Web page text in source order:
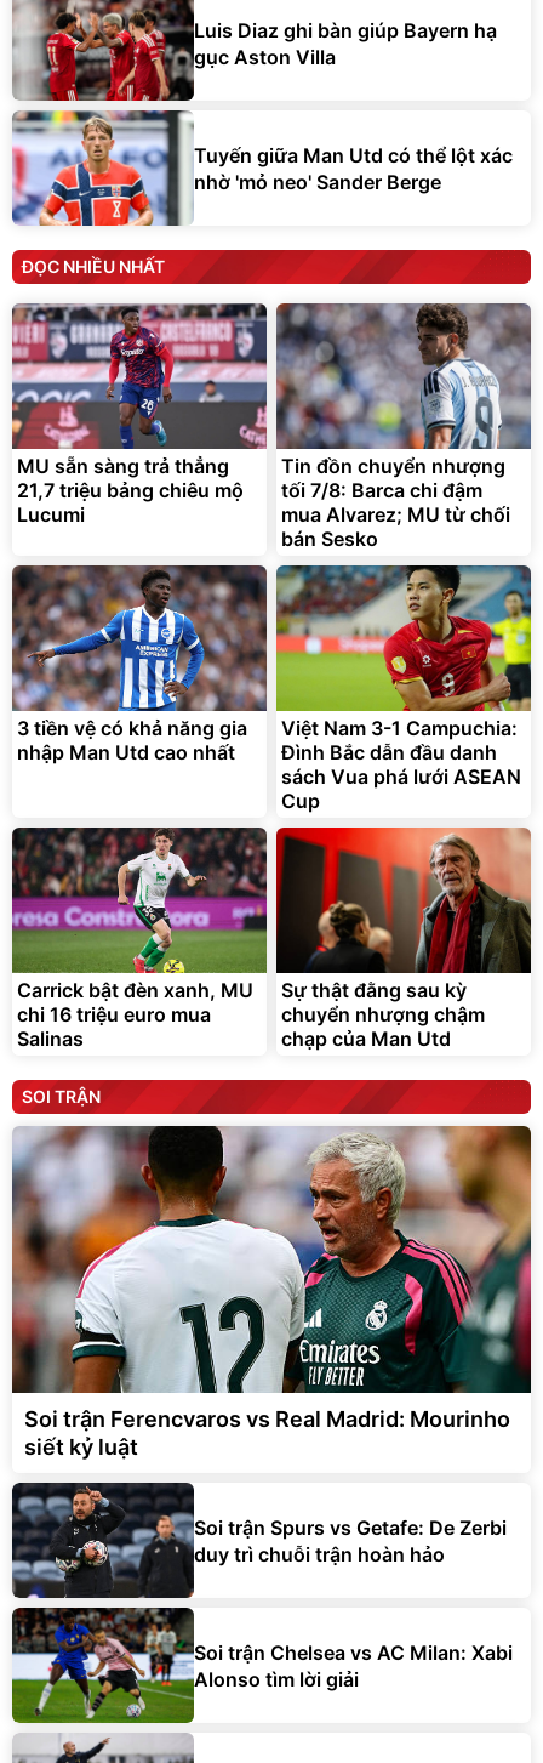
Luis Diaz ghi bàn giúp Bayern hạ
gục Aston Villa
Tuyến giữa Man Utd có thể lột xác
nhờ 'mỏ neo' Sander Berge
ĐỌC NHIỀU NHẤT
MU sẵn sàng trả thẳng
21,7 triệu bảng chiêu mộ
Lucumi
Tin đồn chuyển nhượng
tối 7/8: Barca chi đậm
mua Alvarez; MU từ chối
bán Sesko
3 tiền vệ có khả năng gia
nhập Man Utd cao nhất
Việt Nam 3-1 Campuchia:
Đình Bắc dẫn đầu danh
sách Vua phá lưới ASEAN
Cup
Carrick bật đèn xanh, MU
chi 16 triệu euro mua
Salinas
Sự thật đằng sau kỳ
chuyển nhượng chậm
chạp của Man Utd
SOI TRẬN
Soi trận Ferencvaros vs Real Madrid: Mourinho
siết kỷ luật
Soi trận Spurs vs Getafe: De Zerbi
duy trì chuỗi trận hoàn hảo
Soi trận Chelsea vs AC Milan: Xabi
Alonso tìm lời giải